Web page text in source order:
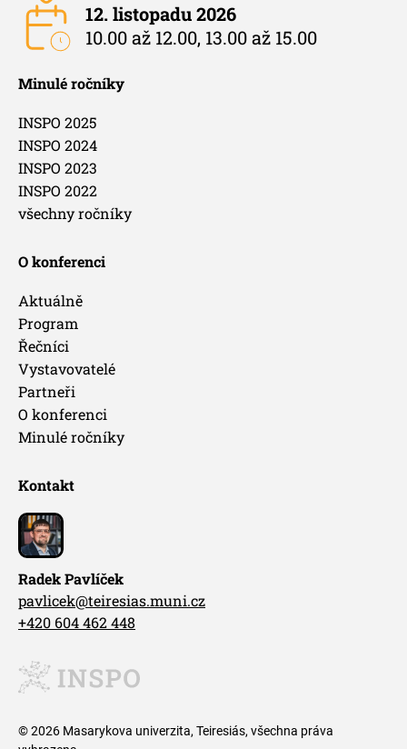
12. listopadu 2026
10.00 až 12.00, 13.00 až 15.00
Minulé ročníky
INSPO 2025
INSPO 2024
INSPO 2023
INSPO 2022
všechny ročníky
O konferenci
Aktuálně
Program
Řečníci
Vystavovatelé
Partneři
O konferenci
Minulé ročníky
Kontakt
Radek Pavlíček
pavlicek@teiresias.muni.cz
+420 604 462 448
© 2026 Masarykova univerzita, Teiresiás, všechna práva